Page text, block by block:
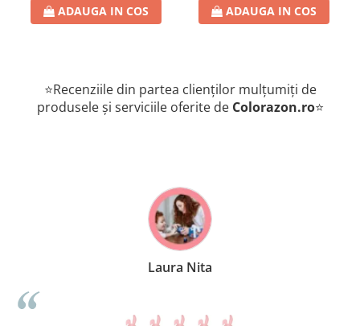
ADAUGA IN COS ADAUGA IN COS
⭐Recenziile din partea clienților mulțumiți de
produsele și serviciile oferite de Colorazon.ro⭐
Laura Nita